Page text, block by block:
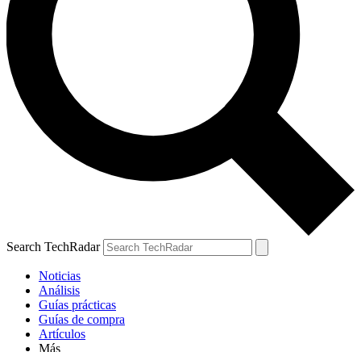
Search TechRadar
Noticias
Análisis
Guías prácticas
Guías de compra
Artículos
Más